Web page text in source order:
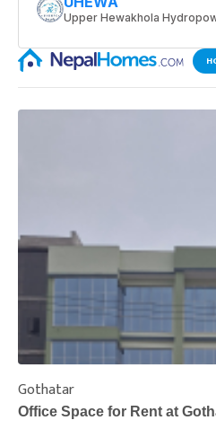
Gothatar
Office Space for Rent at